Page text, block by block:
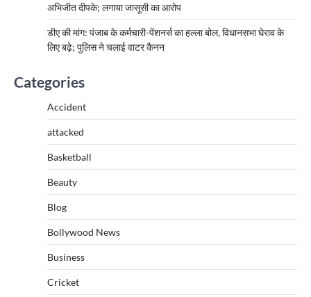
अभिजीत दीपके; लगाया जासूसी का आरोप
डीए की मांग: पंजाब के कर्मचारी-पेंशनर्स का हल्ला बोल, विधानसभा घेराव के
लिए बढ़े; पुलिस ने चलाई वाटर कैनन
Categories
Accident
attacked
Basketball
Beauty
Blog
Bollywood News
Business
Cricket